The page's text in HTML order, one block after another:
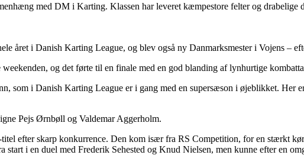
med DM i Karting. Klassen har leveret kæmpestore felter og
året i Danish Karting League, og blev også ny Danmarksmester i Vojens –
og det førte til en finale med en god blanding af lynhurtige
som i Danish Karting League er i gang med en supersæson i øjeblikket. Her
Pejs Ørnbøll og Valdemar Aggerholm.
efter skarp konkurrence. Den kom især fra RS Competition, for en stærkt
i en duel med Frederik Sehested og Knud Nielsen, men kunne efter en